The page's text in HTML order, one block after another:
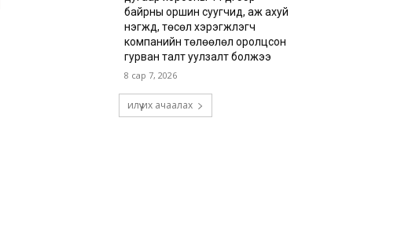
байрны оршин суугчид, аж ахуй
нэгжүүд, төсөл хэрэгжүүлэгч
компанийн төлөөлөл оролцсон
гурван талт уулзалт болжээ
8 сар 7, 2026
илүү их ачаалах